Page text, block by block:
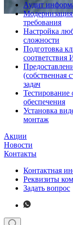
Аудит
требования
Настройка
сложности
Подготовка
(собственная
задач
Тестирование
обеспечения
Установка
монтаж
Акции
Новости
Контакты
Контактная
Реквизиты
Задать вопрос